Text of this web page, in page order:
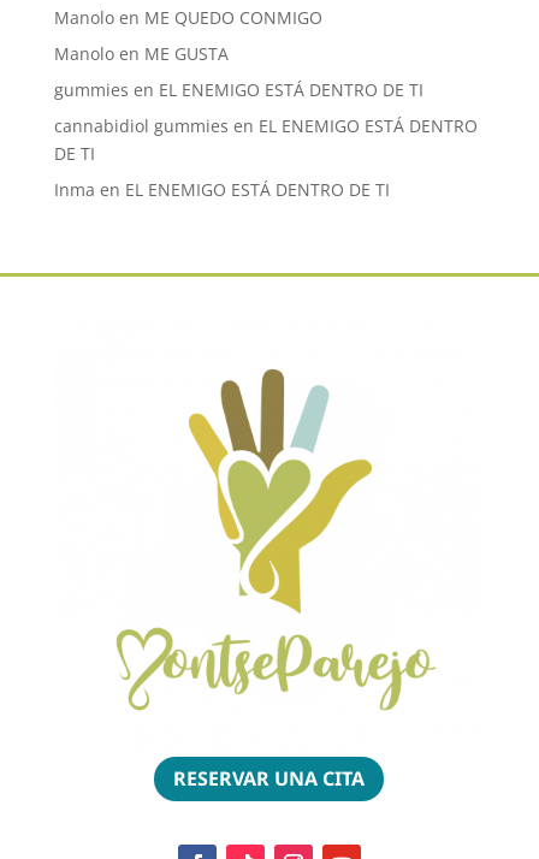
Manoloen ME QUEDO CONMIGO
Manoloen ME GUSTA
gummies en EL ENEMIGO ESTÁ DENTRO DE TI
cannabidiol gummies en EL ENEMIGO ESTÁ DENTRO
DE TI
Inma en EL ENEMIGO ESTÁ DENTRO DE TI
RESERVAR UNA CITA